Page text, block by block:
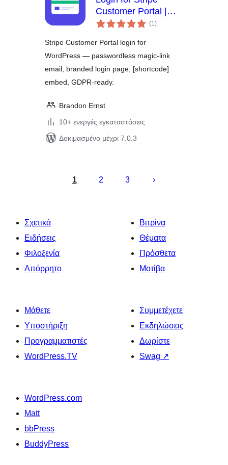
Customer Portal |
Stripe Billing Login
Customer Account
(1αξιολογήσεις
σύνολο
)
Stripe Customer Portal login for
WordPress — passwordless magic-link
email, branded login page, [shortcode]
embed, GDPR-ready.
Brandon Ernst
10+ ενεργές εγκαταστάσεις
Δοκιμασμένο μέχρι 7.0.3
άρθρων
1 2 3
Σχετικά
Ειδήσεις
Φιλοξενία
Απόρρητο
Βιτρίνα
Θέματα
Πρόσθετα
Μοτίβα
Μάθετε
Υποστήριξη
Προγραμματιστές
WordPress.TV
Συμμετέχετε
Εκδηλώσεις
Δωρίστε
Swag ↗
WordPress.com
Matt
bbPress
BuddyPress